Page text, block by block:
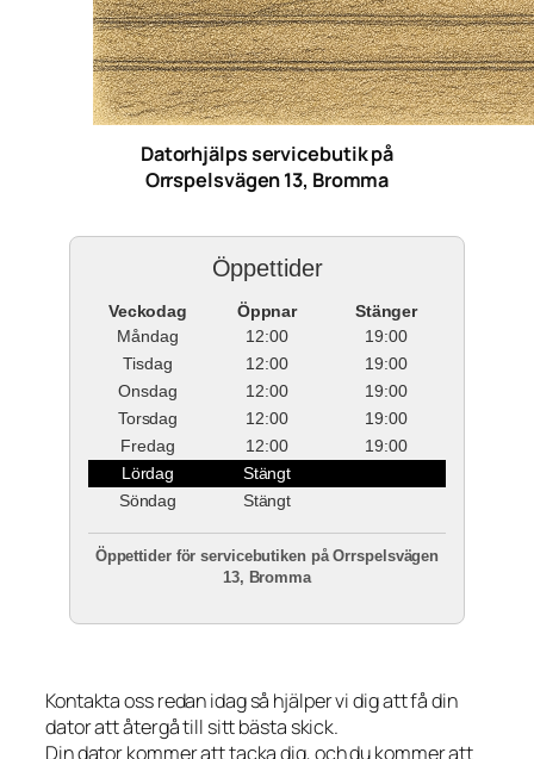
Datorhjälps servicebutik på
Orrspelsvägen 13, Bromma
Öppettider
Veckodag Öppnar
Stänger
Måndag
12:00
19:00
Tisdag
12:00
19:00
Onsdag
12:00
19:00
Torsdag
12:00
19:00
Fredag
12:00
19:00
Lördag
Stängt
Söndag
Stängt
Öppettider för servicebutiken på Orrspelsvägen
13, Bromma
Kontakta oss redan idag så hjälper vi dig att få din
dator att återgå till sitt bästa skick.
Din dator kommer att tacka dig, och du kommer att